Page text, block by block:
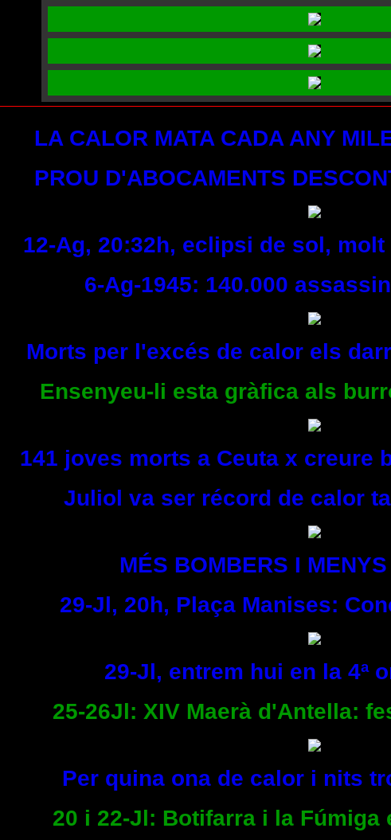
LA CALOR MATA CADA ANY
PROU D'ABOCAMENTS
12-Ag, 20:32h, eclipsi de sol,
6-Ag-1945: 140.000
Morts per l'excés de calor els
Ensenyeu-li esta gràfica als
141 joves morts a Ceuta x creure
Juliol va ser récord de calor
MÉS BOMBERS I
29-Jl, 20h, Plaça Manises:
29-Jl, entrem hui en la 4ª
25-26Jl: XIV Maerà d'Antella:
Per quina ona de calor i nits
20 i 22-Jl: Botifarra i la Fúmiga